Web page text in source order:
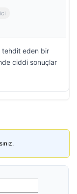
tehdit eden bir
ciddi sonuçlar